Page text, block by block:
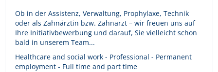
Ob in der Assistenz, Verwaltung, Prophylaxe, Technik
oder als Zahnärztin bzw. Zahnarzt – wir freuen uns auf
Ihre Initiativbewerbung und darauf, Sie vielleicht schon
bald in unserem Team...
Healthcare and social work - Professional - Permanent
employment - Full time and part time